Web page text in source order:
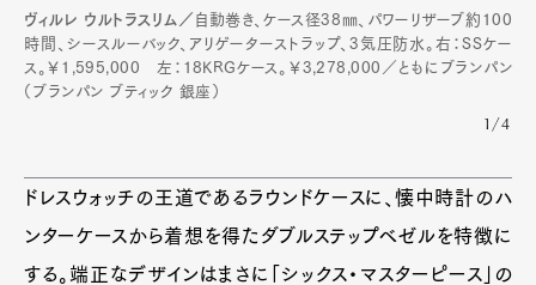
ヴィルレ ウルトラスリム／ 自動巻き、ケース径38㎜、パワーリザーブ約100
時間、シースルーバック、アリゲーターストラップ、3気圧防水。右：SSケー
ス。￥1,595,000 左：18KRGケース。￥3,278,000／ともにブランパン
（ブランパン ブティック 銀座）
1/4
ドレスウォッチの王道であるラウンドケースに、懐中時計のハ
ンターケースから着想を得たダブルステップベゼルを特徴に
する。端正なデザインはまさに「シックス・マスターピース」の